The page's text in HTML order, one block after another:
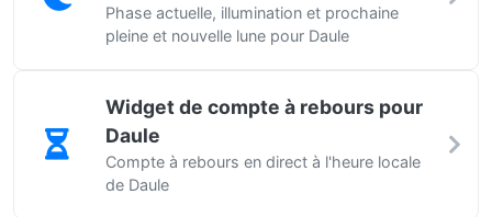
Phase actuelle, illumination et prochaine
pleine et nouvelle lune pour Daule
Widget de compte à rebours pour
Daule
Compte à rebours en direct à l'heure locale
de Daule